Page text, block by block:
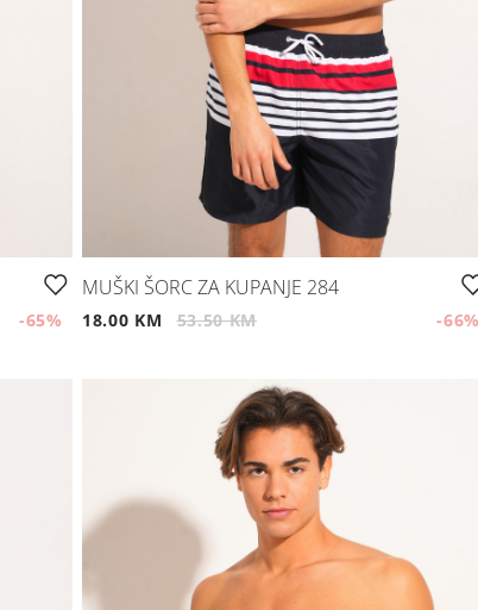
-65%
MUŠKI ŠORC ZA KUPANJE 284
18.00 KM 53.50 KM -66